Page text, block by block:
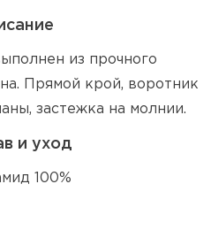
из прочного
Прямой крой, воротник
застежка на молнии.
и уход
100%